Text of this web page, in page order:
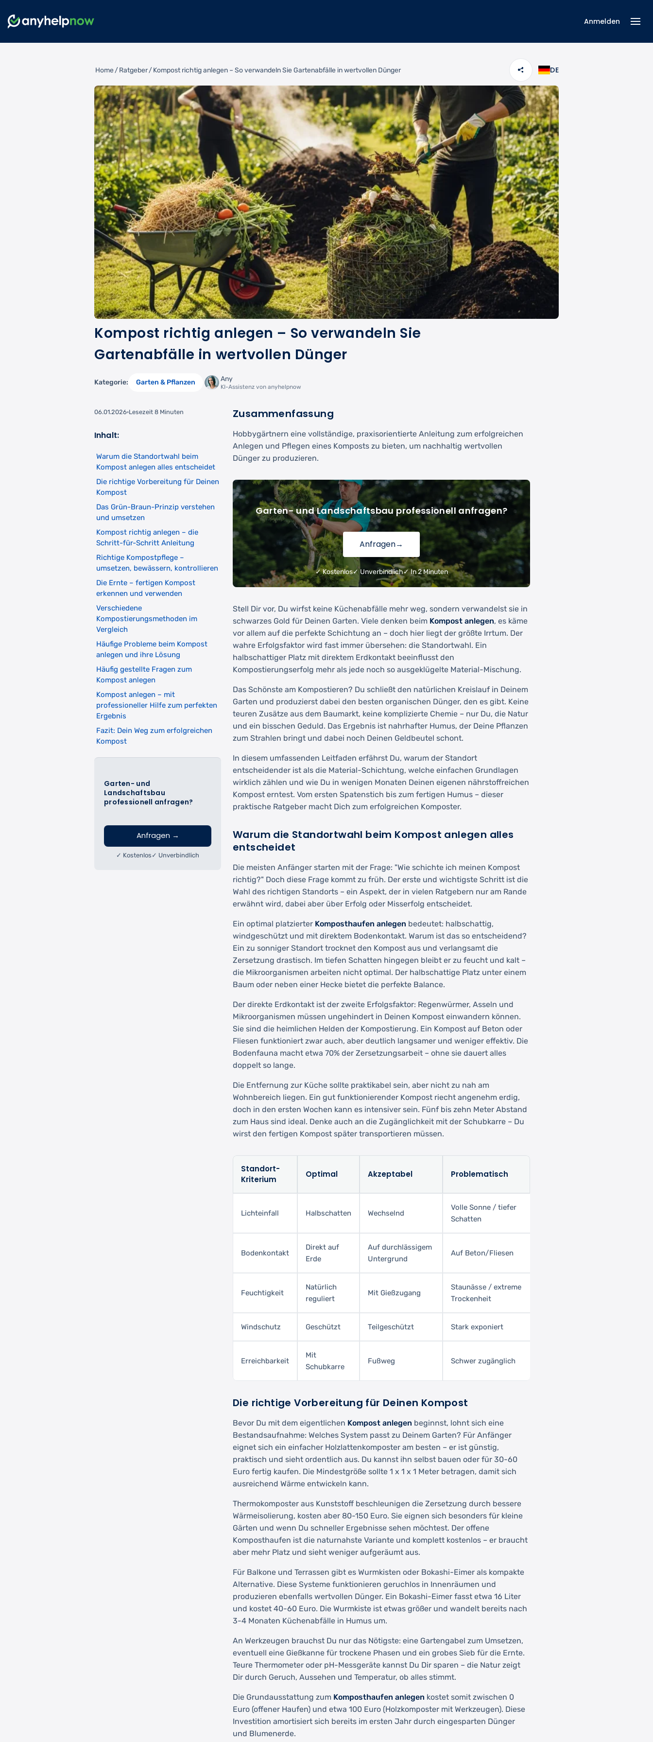
Anmelden
Home/Ratgeber/Kompost richtig anlegen – So verwandeln Sie Gartenabfälle in wertvollen Dünger DE
Kompost richtig anlegen – So verwandeln Sie
Gartenabfälle in wertvollen Dünger
Kategorie: Garten & Pflanzen Any
KI-Assistenz von anyhelpnow
06.01.2026 Lesezeit 8 Minuten
Inhalt:
Garten- und
Landschaftsbau
professionell anfragen?
Anfragen →
✓ Kostenlos ✓ Unverbindlich
Warum die Standortwahl beim
Kompost anlegen alles entscheidet
Die richtige Vorbereitung für Deinen
Kompost
Das Grün-Braun-Prinzip verstehen
und umsetzen
Kompost richtig anlegen – die
Schritt-für-Schritt Anleitung
Richtige Kompostpflege –
umsetzen, bewässern, kontrollieren
Die Ernte – fertigen Kompost
erkennen und verwenden
Verschiedene
Kompostierungsmethoden im
Vergleich
Häufige Probleme beim Kompost
anlegen und ihre Lösung
Häufig gestellte Fragen zum
Kompost anlegen
Kompost anlegen – mit
professioneller Hilfe zum perfekten
Ergebnis
Fazit: Dein Weg zum erfolgreichen
Kompost
Zusammenfassung
Hobbygärtnern eine vollständige, praxisorientierte Anleitung zum erfolgreichen
Anlegen und Pflegen eines Komposts zu bieten, um nachhaltig wertvollen
Dünger zu produzieren.
Garten- und Landschaftsbau professionell anfragen?
Anfragen→
✓ Kostenlos✓ Unverbindlich✓ In 2 Minuten
Stell Dir vor, Du wirfst keine Küchenabfälle mehr weg, sondern verwandelst sie in
schwarzes Gold für Deinen Garten. Viele denken beim Kompost anlegen, es käme
vor allem auf die perfekte Schichtung an – doch hier liegt der größte Irrtum. Der
wahre Erfolgsfaktor wird fast immer übersehen: die Standortwahl. Ein
halbschattiger Platz mit direktem Erdkontakt beeinflusst den
Kompostierungserfolg mehr als jede noch so ausgeklügelte Material-Mischung.
Das Schönste am Kompostieren? Du schließt den natürlichen Kreislauf in Deinem
Garten und produzierst dabei den besten organischen Dünger, den es gibt. Keine
teuren Zusätze aus dem Baumarkt, keine komplizierte Chemie – nur Du, die Natur
und ein bisschen Geduld. Das Ergebnis ist nahrhafter Humus, der Deine Pflanzen
zum Strahlen bringt und dabei noch Deinen Geldbeutel schont.
In diesem umfassenden Leitfaden erfährst Du, warum der Standort
entscheidender ist als die Material-Schichtung, welche einfachen Grundlagen
wirklich zählen und wie Du in wenigen Monaten Deinen eigenen nährstoffreichen
Kompost erntest. Vom ersten Spatenstich bis zum fertigen Humus – dieser
praktische Ratgeber macht Dich zum erfolgreichen Komposter.
Warum die Standortwahl beim Kompost anlegen alles
entscheidet
Die meisten Anfänger starten mit der Frage: "Wie schichte ich meinen Kompost
richtig?" Doch diese Frage kommt zu früh. Der erste und wichtigste Schritt ist die
Wahl des richtigen Standorts – ein Aspekt, der in vielen Ratgebern nur am Rande
erwähnt wird, dabei aber über Erfolg oder Misserfolg entscheidet.
Ein optimal platzierter Komposthaufen anlegen bedeutet: halbschattig,
windgeschützt und mit direktem Bodenkontakt. Warum ist das so entscheidend?
Ein zu sonniger Standort trocknet den Kompost aus und verlangsamt die
Zersetzung drastisch. Im tiefen Schatten hingegen bleibt er zu feucht und kalt –
die Mikroorganismen arbeiten nicht optimal. Der halbschattige Platz unter einem
Baum oder neben einer Hecke bietet die perfekte Balance.
Der direkte Erdkontakt ist der zweite Erfolgsfaktor: Regenwürmer, Asseln und
Mikroorganismen müssen ungehindert in Deinen Kompost einwandern können.
Sie sind die heimlichen Helden der Kompostierung. Ein Kompost auf Beton oder
Fliesen funktioniert zwar auch, aber deutlich langsamer und weniger effektiv. Die
Bodenfauna macht etwa 70% der Zersetzungsarbeit – ohne sie dauert alles
doppelt so lange.
Die Entfernung zur Küche sollte praktikabel sein, aber nicht zu nah am
Wohnbereich liegen. Ein gut funktionierender Kompost riecht angenehm erdig,
doch in den ersten Wochen kann es intensiver sein. Fünf bis zehn Meter Abstand
zum Haus sind ideal. Denke auch an die Zugänglichkeit mit der Schubkarre – Du
wirst den fertigen Kompost später transportieren müssen.
Standort-
Kriterium
Optimal Akzeptabel Problematisch
Lichteinfall Halbschatten Wechselnd
Volle Sonne / tiefer
Schatten
Bodenkontakt
Direkt auf
Erde
Auf durchlässigem
Untergrund
Auf Beton/Fliesen
Feuchtigkeit
Natürlich
reguliert
Mit Gießzugang
Staunässe / extreme
Trockenheit
Windschutz Geschützt Teilgeschützt Stark exponiert
Erreichbarkeit
Mit
Schubkarre
Fußweg Schwer zugänglich
Die richtige Vorbereitung für Deinen Kompost
Bevor Du mit dem eigentlichen Kompost anlegen beginnst, lohnt sich eine
Bestandsaufnahme: Welches System passt zu Deinem Garten? Für Anfänger
eignet sich ein einfacher Holzlattenkomposter am besten – er ist günstig,
praktisch und sieht ordentlich aus. Du kannst ihn selbst bauen oder für 30-60
Euro fertig kaufen. Die Mindestgröße sollte 1 x 1 x 1 Meter betragen, damit sich
ausreichend Wärme entwickeln kann.
Thermokomposter aus Kunststoff beschleunigen die Zersetzung durch bessere
Wärmeisolierung, kosten aber 80-150 Euro. Sie eignen sich besonders für kleine
Gärten und wenn Du schneller Ergebnisse sehen möchtest. Der offene
Komposthaufen ist die naturnahste Variante und komplett kostenlos – er braucht
aber mehr Platz und sieht weniger aufgeräumt aus.
Für Balkone und Terrassen gibt es Wurmkisten oder Bokashi-Eimer als kompakte
Alternative. Diese Systeme funktionieren geruchlos in Innenräumen und
produzieren ebenfalls wertvollen Dünger. Ein Bokashi-Eimer fasst etwa 16 Liter
und kostet 40-60 Euro. Die Wurmkiste ist etwas größer und wandelt bereits nach
3-4 Monaten Küchenabfälle in Humus um.
An Werkzeugen brauchst Du nur das Nötigste: eine Gartengabel zum Umsetzen,
eventuell eine Gießkanne für trockene Phasen und ein grobes Sieb für die Ernte.
Teure Thermometer oder pH-Messgeräte kannst Du Dir sparen – die Natur zeigt
Dir durch Geruch, Aussehen und Temperatur, ob alles stimmt.
Die Grundausstattung zum Komposthaufen anlegen kostet somit zwischen 0
Euro (offener Haufen) und etwa 100 Euro (Holzkomposter mit Werkzeugen). Diese
Investition amortisiert sich bereits im ersten Jahr durch eingesparten Dünger
und Blumenerde.